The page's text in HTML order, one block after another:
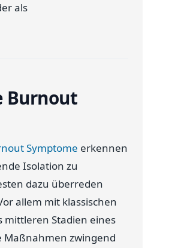
als
Burnout
Symptome erkennen
Isolation zu
dazu überreden
allem mit klassischen
mittleren Stadien eines
Maßnahmen zwingend